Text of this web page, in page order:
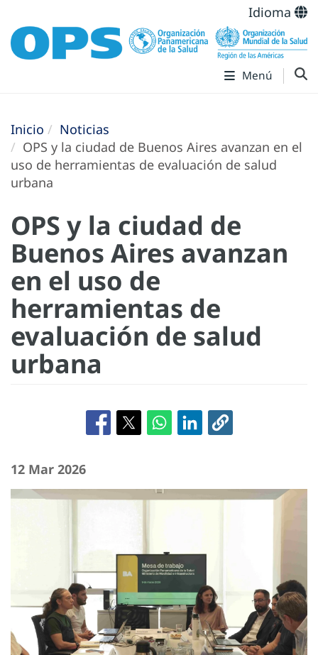
Idioma
Menú
Inicio
Noticias
OPS y la ciudad de Buenos Aires avanzan en el
uso de herramientas de evaluación de salud
urbana
OPS y la ciudad de
Buenos Aires avanzan
en el uso de
herramientas de
evaluación de salud
urbana
12 Mar 2026